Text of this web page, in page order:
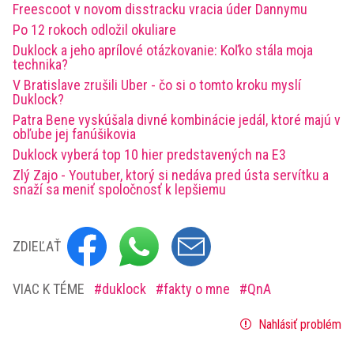
Freescoot v novom disstracku vracia úder Dannymu
Po 12 rokoch odložil okuliare
Duklock a jeho aprílové otázkovanie: Koľko stála moja
technika?
V Bratislave zrušili Uber - čo si o tomto kroku myslí
Duklock?
Patra Bene vyskúšala divné kombinácie jedál, ktoré majú v
obľube jej fanúšikovia
Duklock vyberá top 10 hier predstavených na E3
Zlý Zajo - Youtuber, ktorý si nedáva pred ústa servítku a
snaží sa meniť spoločnosť k lepšiemu
ZDIEĽAŤ
VIAC K TÉME duklock fakty o mne QnA
Nahlásiť problém